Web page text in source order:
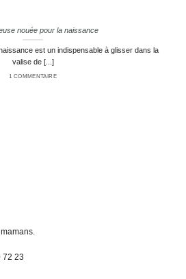
nouée pour la naissance
est un indispensable à glisser dans la
valise de [...]
1 COMMENTAIRE
72 23